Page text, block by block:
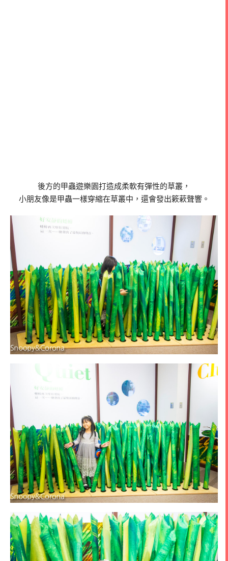
後方的甲蟲遊樂園打造成柔軟有彈性的草叢，
小朋友像是甲蟲一樣穿縮在草叢中，還會發出簌蔌聲響。